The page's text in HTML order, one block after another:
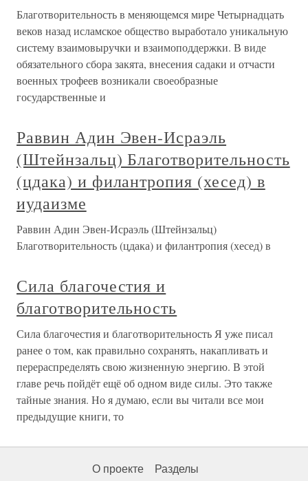
Благотворительность в меняющемся мире Четырнадцать
веков назад исламское общество выработало уникальную
систему взаимовыручки и взаимоподдержки. В виде
обязательного сбора закята, внесения садаки и отчасти
военных трофеев возникали своеобразные
государственные и
Раввин Адин Эвен-Исраэль
(Штейнзальц) Благотворительность
(цдака) и филантропия (хесед) в
иудаизме
Раввин Адин Эвен-Исраэль (Штейнзальц)
Благотворительность (цдака) и филантропия (хесед) в
Сила благочестия и
благотворительность
Сила благочестия и благотворительность Я уже писал
ранее о том, как правильно сохранять, накапливать и
перераспределять свою жизненную энергию. В этой
главе речь пойдёт ещё об одном виде силы. Это также
тайные знания. Но я думаю, если вы читали все мои
предыдущие книги, то
О проекте Разделы